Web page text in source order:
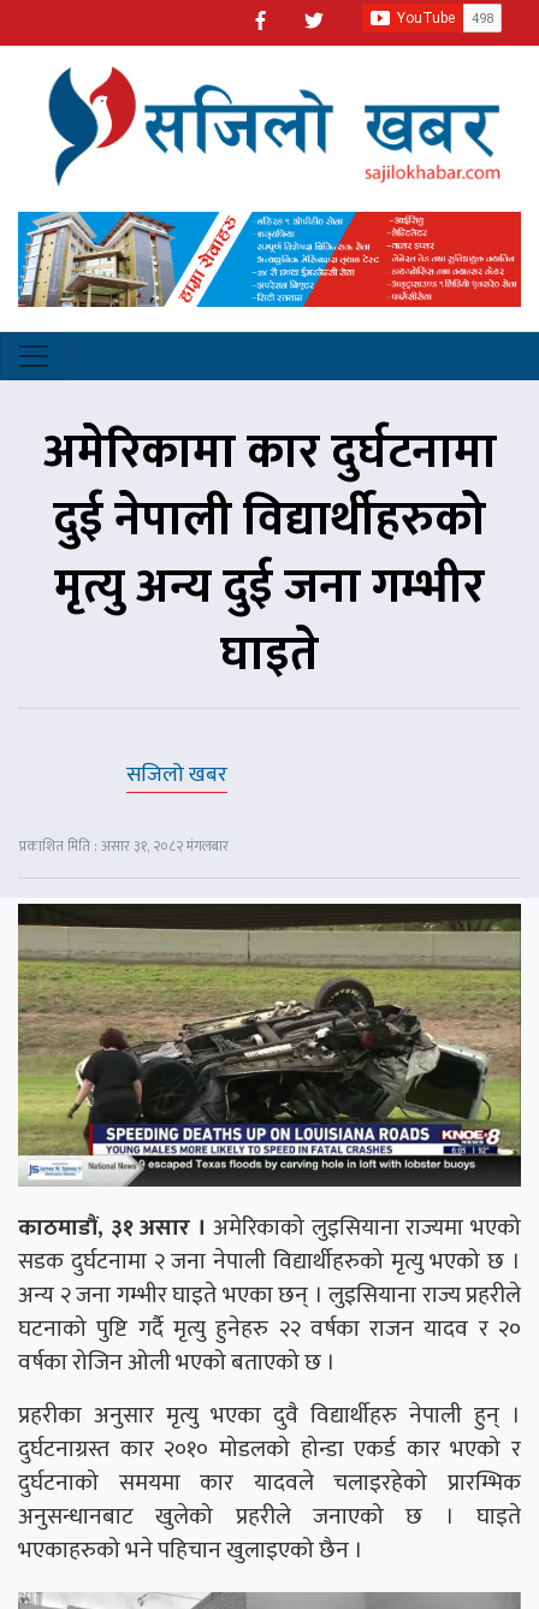
अमेरिकामा कार दुर्घटनामा
दुई नेपाली विद्यार्थीहरुको
मृत्यु अन्य दुई जना गम्भीर
घाइते
सजिलो खबर
प्रकाशित मिति : असार ३१, २०८२ मंगलबार
काठमाडौं, ३१ असार । अमेरिकाको लुइसियाना राज्यमा भएको
सडक दुर्घटनामा २ जना नेपाली विद्यार्थीहरुको मृत्यु भएको छ ।
अन्य २ जना गम्भीर घाइते भएका छन् । लुइसियाना राज्य प्रहरीले
घटनाको पुष्टि गर्दै मृत्यु हुनेहरु २२ वर्षका राजन यादव र २०
वर्षका रोजिन ओली भएको बताएको छ ।
प्रहरीका अनुसार मृत्यु भएका दुवै विद्यार्थीहरु नेपाली हुन् ।
दुर्घटनाग्रस्त कार २०१० मोडलको होन्डा एकर्ड कार भएको र
दुर्घटनाको समयमा कार यादवले चलाइरहेको प्रारम्भिक
अनुसन्धानबाट खुलेको प्रहरीले जनाएको छ । घाइते
भएकाहरुको भने पहिचान खुलाइएको छैन ।